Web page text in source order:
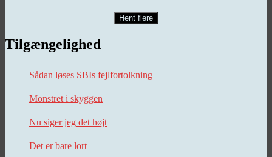
Hent flere
Tilgængelighed
Sådan løses SBIs fejlfortolkning
Monstret i skyggen
Nu siger jeg det højt
Det er bare lort